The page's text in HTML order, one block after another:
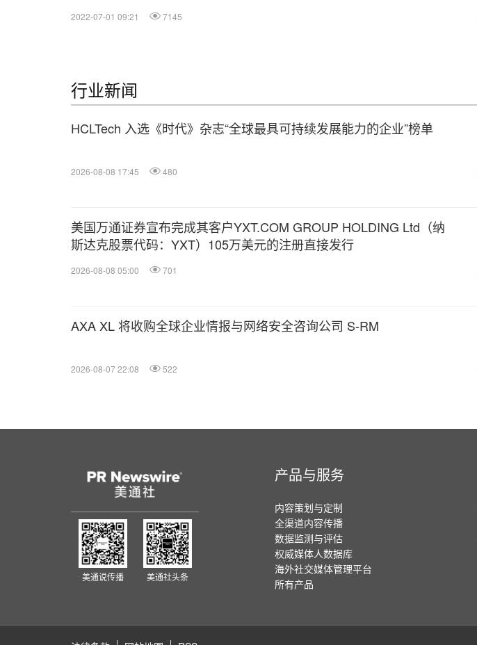
2022-07-01 09:21 7145
行业新闻
HCLTech 入选《时代》杂志“全球最具可持续发展能力的企业”榜单
2026-08-08 17:45 480
美国万通证券宣布完成其客户YXT.COM GROUP HOLDING Ltd（纳
斯达克股票代码：YXT）105万美元的注册直接发行
2026-08-08 05:00 701
AXA XL 将收购全球企业情报与网络安全咨询公司 S-RM
2026-08-07 22:08 522
美通说传播 美通社头条
产品与服务
内容策划与定制
全渠道内容传播
数据监测与评估
权威媒体人数据库
海外社交媒体管理平台
所有产品